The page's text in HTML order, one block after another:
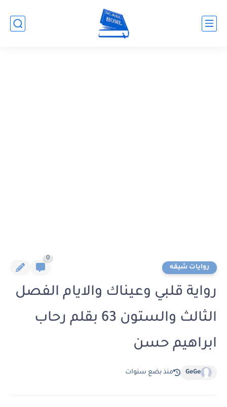
روايات شيقه
0
رواية قلبي وعيناك والايام الفصل
الثالث والستون 63 بقلم رحاب
ابراهيم حسن
GeGe منذ بضع سنوات